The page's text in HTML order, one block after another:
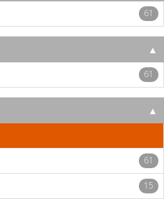
61
61
61
15